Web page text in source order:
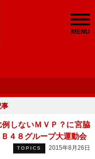
MENU
事
例しないＭＶＰ？に宮脇
４８グループ大運動会
TOPICS 2015年8月26日